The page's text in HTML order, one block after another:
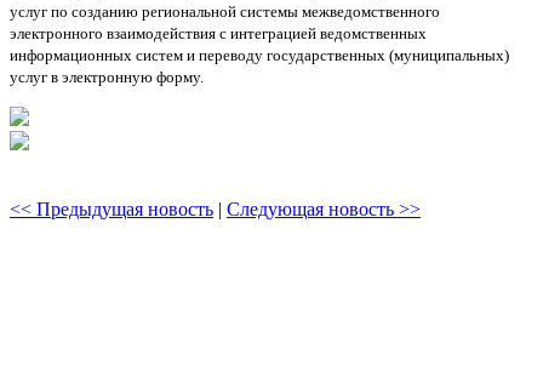
услуг по созданию региональной системы межведомственного
электронного взаимодействия с интеграцией ведомственных
информационных систем и переводу государственных (муниципальных)
услуг в электронную форму.
<< Предыдущая новость | Следующая новость >>